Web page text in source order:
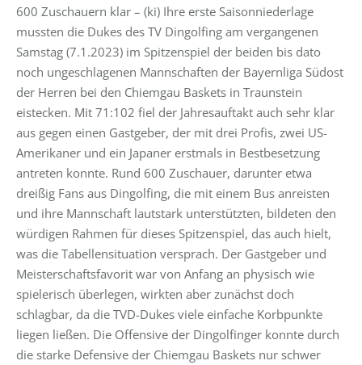
600 Zuschauern klar – (ki) Ihre erste Saisonniederlage
mussten die Dukes des TV Dingolfing am vergangenen
Samstag (7.1.2023) im Spitzenspiel der beiden bis dato
noch ungeschlagenen Mannschaften der Bayernliga Südost
der Herren bei den Chiemgau Baskets in Traunstein
eistecken. Mit 71:102 fiel der Jahresauftakt auch sehr klar
aus gegen einen Gastgeber, der mit drei Profis, zwei US-
Amerikaner und ein Japaner erstmals in Bestbesetzung
antreten konnte. Rund 600 Zuschauer, darunter etwa
dreißig Fans aus Dingolfing, die mit einem Bus anreisten
und ihre Mannschaft lautstark unterstützten, bildeten den
würdigen Rahmen für dieses Spitzenspiel, das auch hielt,
was die Tabellensituation versprach. Der Gastgeber und
Meisterschaftsfavorit war von Anfang an physisch wie
spielerisch überlegen, wirkten aber zunächst doch
schlagbar, da die TVD-Dukes viele einfache Korbpunkte
liegen ließen. Die Offensive der Dingolfinger konnte durch
die starke Defensive der Chiemgau Baskets nur schwer